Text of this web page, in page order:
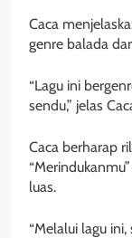
Caca
genre balada
“Lagu ini
sendu,” jelas
Caca berharap
luas.
“Melalui lagu